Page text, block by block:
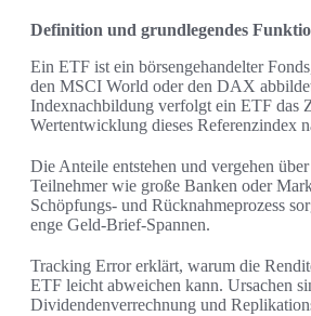
Definition und grundlegendes
Ein ETF ist ein börsengehandelter
den MSCI World oder den DAX
Indexnachbildung verfolgt ein ETF das
Wertentwicklung dieses Referenzindex
Die Anteile entstehen und vergehen
Teilnehmer wie große Banken oder
Schöpfungs- und Rücknahmeprozess
enge Geld‑Brief‑Spannen.
Tracking Error erklärt, warum die
ETF leicht abweichen kann. Ursachen
Dividendenverrechnung und